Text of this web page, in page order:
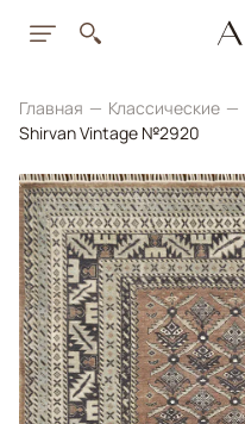
Главная Классические
Shirvan Vintage №2920